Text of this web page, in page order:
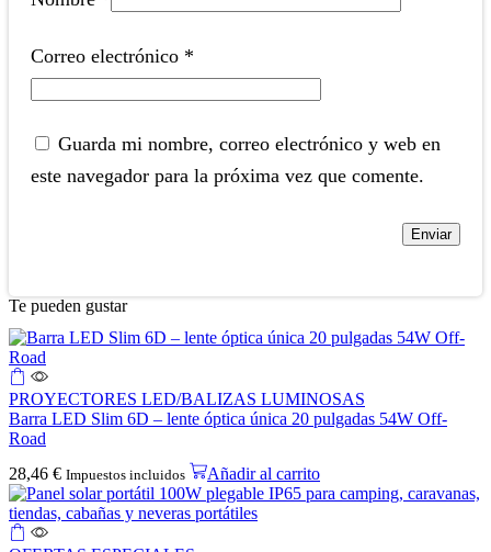
Correo electrónico *
Guarda mi nombre, correo electrónico y web en
este navegador para la próxima vez que comente.
Te pueden gustar
PROYECTORES LED/BALIZAS LUMINOSAS
Barra LED Slim 6D – lente óptica única 20 pulgadas 54W Off-
Road
28,46 € Impuestos incluidos Añadir al carrito